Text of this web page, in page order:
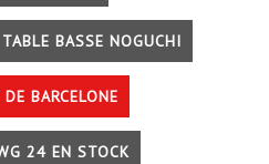
TABLE BASSE NOGUCHI
BARCELONE
24 EN STOCK